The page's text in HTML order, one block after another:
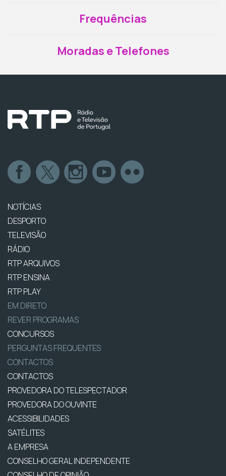
Frequências
Moradas e Telefones
NOTÍCIAS
DESPORTO
TELEVISÃO
RÁDIO
RTP ARQUIVOS
RTP ENSINA
RTP PLAY
EM DIRETO
REVER PROGRAMAS
CONCURSOS
PERGUNTAS FREQUENTES
CONTACTOS
CONTACTOS
PROVEDORA DO TELESPECTADOR
PROVEDORA DO OUVINTE
ACESSIBILIDADES
SATÉLITES
A EMPRESA
CONSELHO GERAL INDEPENDENTE